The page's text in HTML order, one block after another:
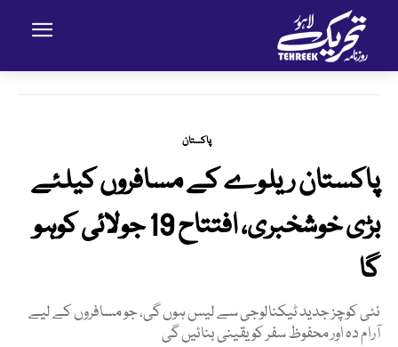
پاکستان
پاکستان ریلوے کے مسافروں کیلئے
بڑی خوشخبری، افتتاح 19 جولائی کوہو
گا
نئی کوچز جدید ٹیکنالوجی سے لیس ہوں گی، جو مسافروں کے لیے
آرام دہ اور محفوظ سفر کو یقینی بنائیں گی